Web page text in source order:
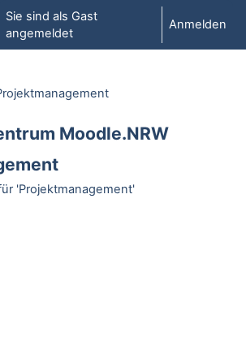
umschalten
Sie sind als Gast
angemeldet
Anmelden
Moodle.NRW
'Projektmanagement'